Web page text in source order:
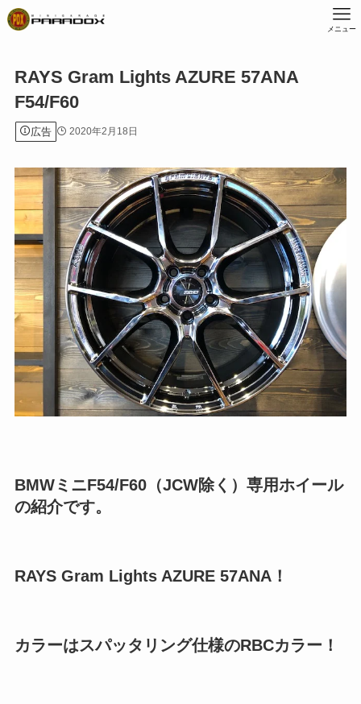
メニュー
RAYS Gram Lights AZURE 57ANA
F54/F60
広告 2020年2月18日
BMWミニF54/F60（JCW除く）専用ホイール
の紹介です。
RAYS Gram Lights AZURE 57ANA！
カラーはスパッタリング仕様のRBCカラー！